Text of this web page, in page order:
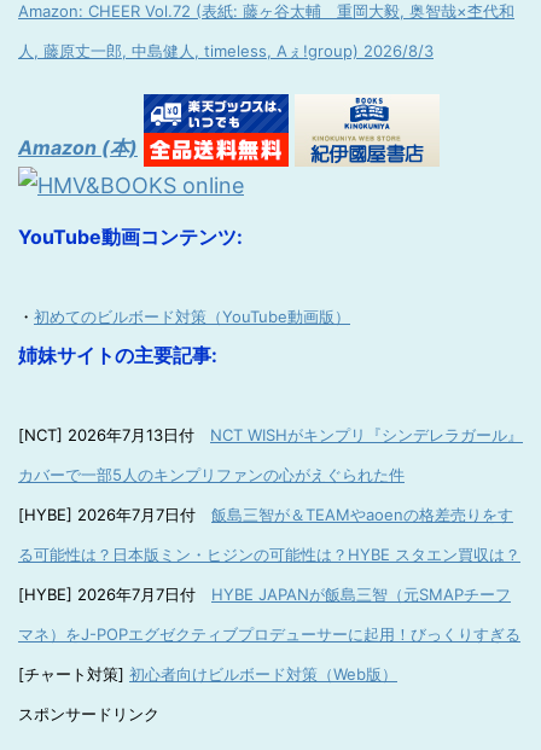
Amazon: CHEER Vol.72 (表紙: 藤ヶ谷太輔 重岡大毅, 奥智哉×杢代和
人, 藤原丈一郎, 中島健人, timeless, Aぇ!group) 2026/8/3
Amazon (本)
YouTube動画コンテンツ:
・ 初めてのビルボード対策（YouTube動画版）
姉妹サイトの主要記事:
[NCT] 2026年7月13日付 NCT WISHがキンプリ『シンデレラガール』
カバーで一部5人のキンプリファンの心がえぐられた件
[HYBE] 2026年7月7日付 飯島三智が＆TEAMやaoenの格差売りをす
る可能性は？日本版ミン・ヒジンの可能性は？HYBE スタエン買収は？
[HYBE] 2026年7月7日付 HYBE JAPANが飯島三智（元SMAPチーフ
マネ）をJ-POPエグゼクティブプロデューサーに起用！びっくりすぎる
[チャート対策] 初心者向けビルボード対策（Web版）
スポンサードリンク